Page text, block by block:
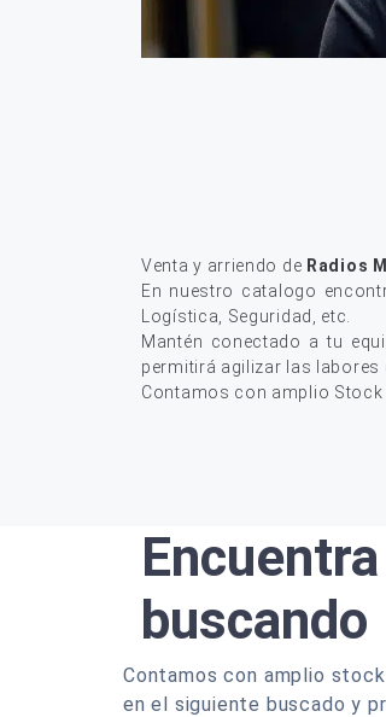
Venta y arriendo de Radios
En nuestro catalogo
Logística, Seguridad, etc.
Mantén conectado a tu
permitirá agilizar las labores
Contamos con amplio
buscando
Contamos con amplio
en el siguiente buscado y